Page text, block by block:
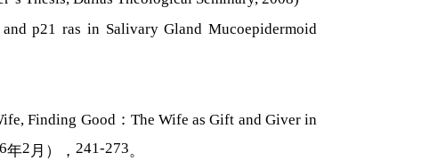
p21 ras in Salivary Gland Mucoepidermoid
Finding Good： The Wife as Gift and Giver in
年2 月）， 241-273。